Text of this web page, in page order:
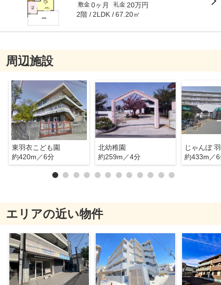
敷金 0ヶ月 礼金 20万円
2階 2LDK 67.20㎡
周辺施設
東羽衣こども園
約420m／6分
北幼稚園
約259m／4分
じゃんぼ
約433m／
エリアの近い物件